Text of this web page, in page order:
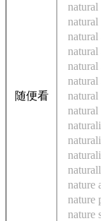
随便看
nature
nature
nature